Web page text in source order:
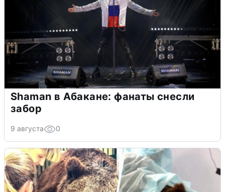
Shaman в Абакане: фанаты снесли
забор
9 августа 0